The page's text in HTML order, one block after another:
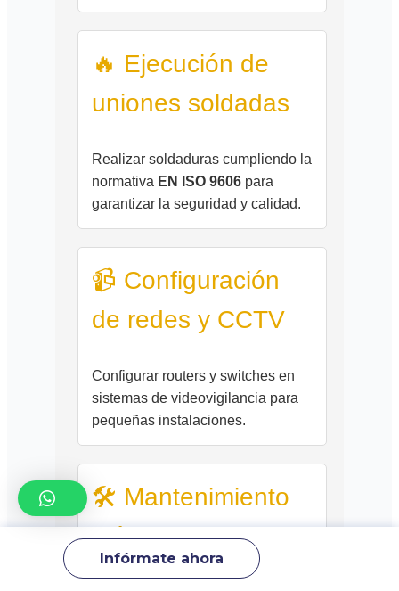
Infórmate ahora
🔥 Ejecución de
uniones soldadas
Realizar soldaduras cumpliendo la
normativa EN ISO 9606 para
garantizar la seguridad y calidad.
📹 Configuración
de redes y CCTV
Configurar routers y switches en
sistemas de videovigilancia para
pequeñas instalaciones.
🛠️ Mantenimiento
eléctrico